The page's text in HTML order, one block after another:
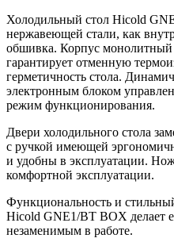
Холодильный стол Hicold
нержавеющей стали, как
обшивка. Корпус
гарантирует отменную
герметичность стола.
электронным блоком
режим функционирования.
Двери холодильного стола
с ручкой имеющей
и удобны в эксплуатации.
комфортной эксплуатации.
Функциональность и
Hicold GNE1/BT BOX делает
незаменимым в работе.